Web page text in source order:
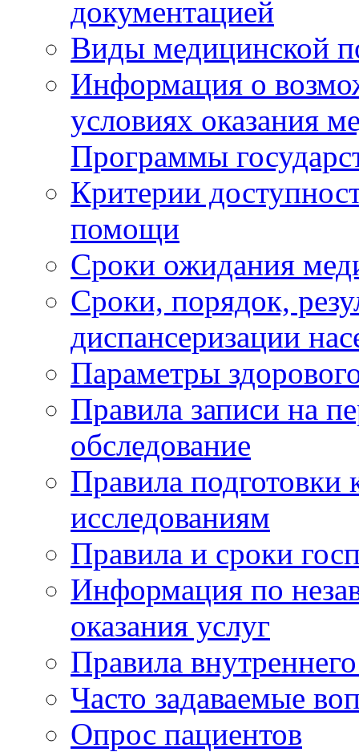
документацией
Виды медицинской
Информация о
условиях оказания
Программы
Критерии
помощи
Сроки ожидания
Сроки, порядок,
диспансеризации
Параметры
Правила записи на
обследование
Правила подготовки
исследованиям
Правила и сроки
Информация по
оказания услуг
Правила
Часто задаваемые
Опрос пациентов